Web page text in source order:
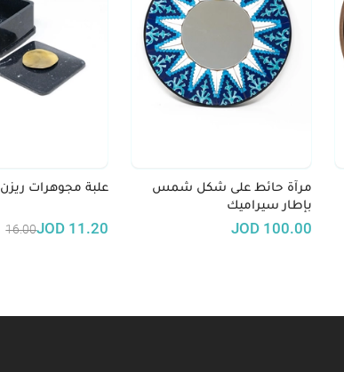
مرآة حائط على شكل شمس
بإطار سيراميك
100.00
JOD
علبة مجوهرات ريزن
11.20
JOD
16.00